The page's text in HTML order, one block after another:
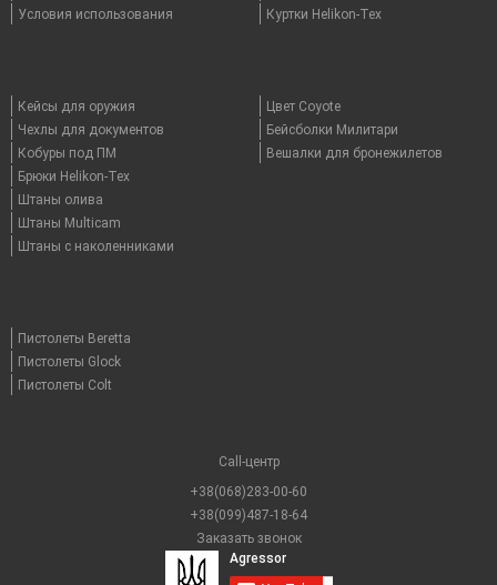
Условия использования
Куртки Helikon-Tex
Кейсы для оружия
Чехлы для документов
Кобуры под ПМ
Брюки Helikon-Tex
Штаны олива
Штаны Multicam
Штаны с наколенниками
Цвет Coyote
Бейсболки Милитари
Вешалки для бронежилетов
Пистолеты Beretta
Пистолеты Glock
Пистолеты Colt
Call-центр
+38(068)283-00-60
+38(099)487-18-64
Заказать звонок